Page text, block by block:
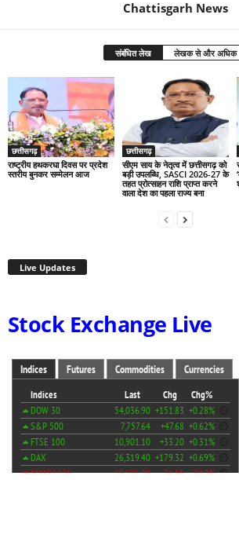
Chattisgarh News
संबंधित लेख लेखक से और अधिक
छत्तीसगढ़
राष्ट्रीय हथकरघा दिवस पर प्रदेश
स्तरीय बुनकर सम्मेलन आज
छत्तीसगढ़
सीएम साय के नेतृत्व में छत्तीसगढ़ को
बड़ी उपलब्धि, SASCI 2026-27 के
तहत प्रोत्साहन राशि प्राप्त करने
वाला देश का पहला राज्य बना
Live Updates
Stock Exchange Live